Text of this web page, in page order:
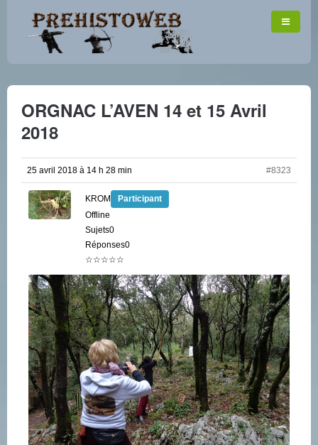
ORGNAC L’AVEN 14 et 15 Avril
2018
25 avril 2018 à 14 h 28 min #8323
KROM
Participant
Offline
Sujets0
Réponses0
☆☆☆☆☆